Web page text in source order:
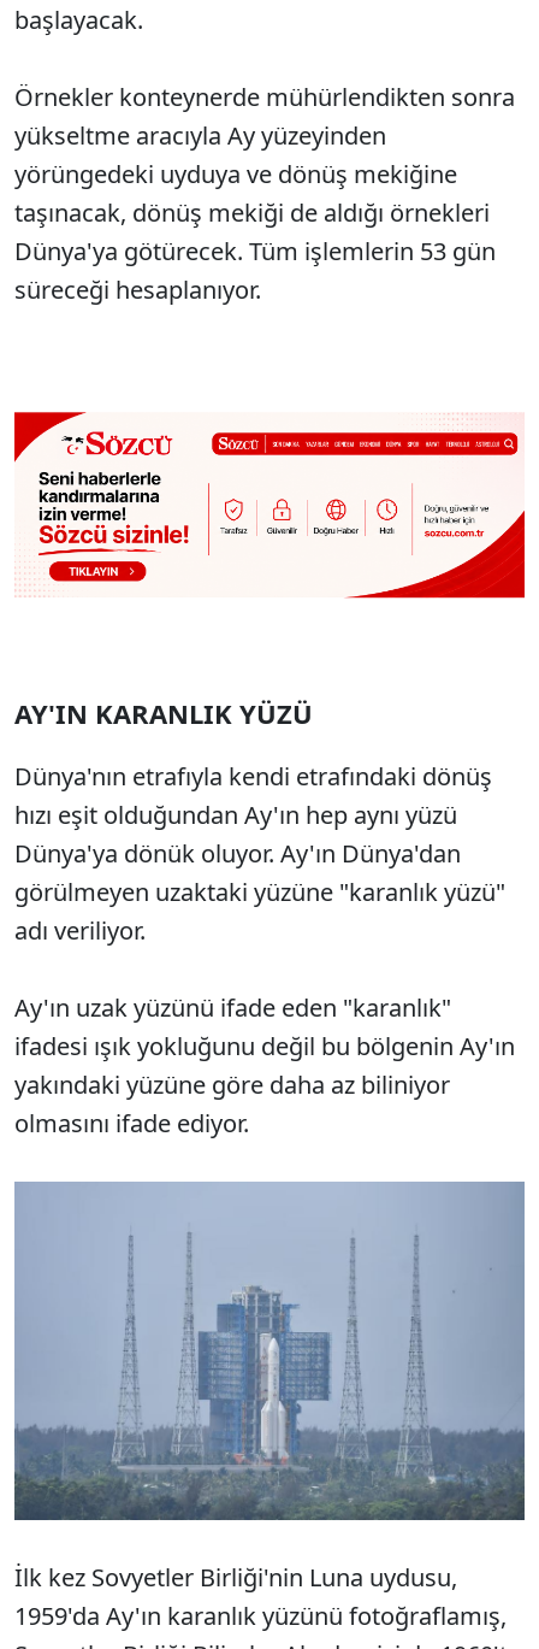
başlayacak.
Örnekler konteynerde mühürlendikten sonra
yükseltme aracıyla Ay yüzeyinden
yörüngedeki uyduya ve dönüş mekiğine
taşınacak, dönüş mekiği de aldığı örnekleri
Dünya'ya götürecek. Tüm işlemlerin 53 gün
süreceği hesaplanıyor.
AY'IN KARANLIK YÜZÜ
Dünya'nın etrafıyla kendi etrafındaki dönüş
hızı eşit olduğundan Ay'ın hep aynı yüzü
Dünya'ya dönük oluyor. Ay'ın Dünya'dan
görülmeyen uzaktaki yüzüne "karanlık yüzü"
adı veriliyor.
Ay'ın uzak yüzünü ifade eden "karanlık"
ifadesi ışık yokluğunu değil bu bölgenin Ay'ın
yakındaki yüzüne göre daha az biliniyor
olmasını ifade ediyor.
İlk kez Sovyetler Birliği'nin Luna uydusu,
1959'da Ay'ın karanlık yüzünü fotoğraflamış,